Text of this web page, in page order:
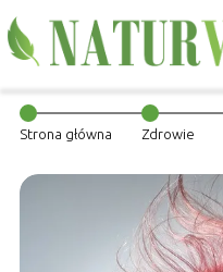
Strona główna Zdrowie